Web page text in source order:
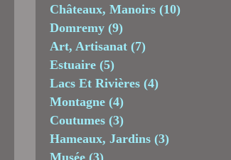
Châteaux, Manoirs (10)
Domremy (9)
Art, Artisanat (7)
Estuaire (5)
Lacs Et Rivières (4)
Montagne (4)
Coutumes (3)
Hameaux, Jardins (3)
Musée (3)